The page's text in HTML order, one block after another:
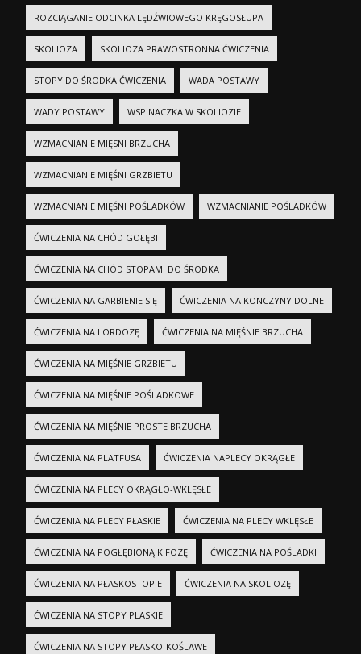
ROZCIĄGANIE ODCINKA LĘDŹWIOWEGO KRĘGOSŁUPA
SKOLIOZA SKOLIOZA PRAWOSTRONNA ĆWICZENIA
STOPY DO ŚRODKA ĆWICZENIA WADA POSTAWY
WADY POSTAWY WSPINACZKA W SKOLIOZIE
WZMACNIANIE MIĘSNI BRZUCHA
WZMACNIANIE MIĘŚNI GRZBIETU
WZMACNIANIE MIĘŚNI POŚLADKÓW WZMACNIANIE POŚLADKÓW
ĆWICZENIA NA CHÓD GOŁĘBI
ĆWICZENIA NA CHÓD STOPAMI DO ŚRODKA
ĆWICZENIA NA GARBIENIE SIĘ ĆWICZENIA NA KONCZYNY DOLNE
ĆWICZENIA NA LORDOZĘ ĆWICZENIA NA MIĘŚNIE BRZUCHA
ĆWICZENIA NA MIĘŚNIE GRZBIETU
ĆWICZENIA NA MIĘŚNIE POŚLADKOWE
ĆWICZENIA NA MIĘŚNIE PROSTE BRZUCHA
ĆWICZENIA NA PLATFUSA ĆWICZENIA NAPLECY OKRĄGŁE
ĆWICZENIA NA PLECY OKRĄGŁO-WKLĘSŁE
ĆWICZENIA NA PLECY PŁASKIE ĆWICZENIA NA PLECY WKLĘSŁE
ĆWICZENIA NA POGŁĘBIONĄ KIFOZĘ ĆWICZENIA NA POŚLADKI
ĆWICZENIA NA PŁASKOSTOPIE ĆWICZENIA NA SKOLIOZĘ
ĆWICZENIA NA STOPY PLASKIE
ĆWICZENIA NA STOPY PŁASKO-KOŚLAWE